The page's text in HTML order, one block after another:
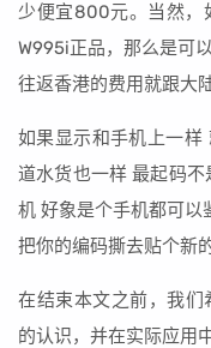
少便宜800元。当然，
W995i正品，那么是可
往返香港的费用就跟大
如果显示和手机上一样
道水货也一样 最起码
机 好象是个手机都可以
把你的编码撕去贴个新的
在结束本文之前，我
的认识，并在实际应用